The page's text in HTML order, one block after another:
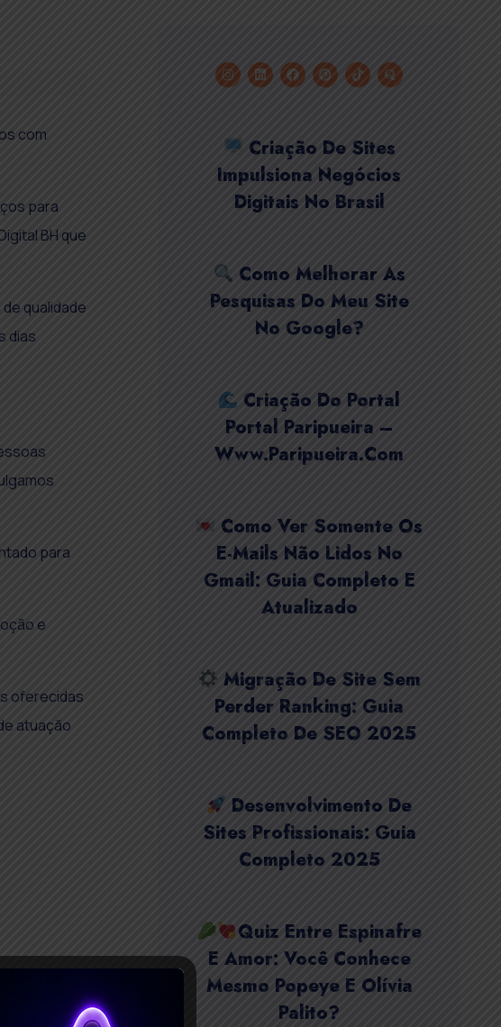
com
para
BH que
qualidade
dias
para
e
oferecidas
atuação
Criação De Sites
Impulsiona Negócios
Digitais No Brasil
Como Melhorar As
Pesquisas Do Meu Site
No Google?
Criação Do Portal
Portal Paripueira –
Www.paripueira.com
Como Ver Somente Os
E-Mails Não Lidos No
Gmail: Guia Completo E
Atualizado
Migração De Site Sem
Perder Ranking: Guia
Completo De SEO 2025
Desenvolvimento De
Sites Profissionais: Guia
Completo 2025
Quiz Entre Espinafre
E Amor: Você Conhece
Mesmo Popeye E Olívia
Palito?